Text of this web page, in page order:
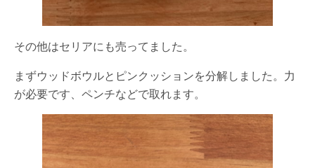
その他はセリアにも売ってました。
まずウッドボウルとピンクッションを分解しました。力
が必要です、ペンチなどで取れます。